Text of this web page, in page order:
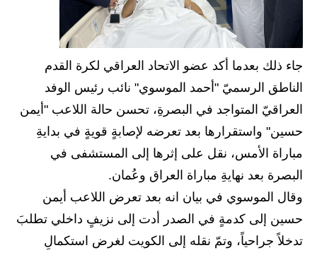
المرحلة الاعدادية
اسئلة وزارية
المرحلة الابتدائية
المرحلة المتوسطة
المرحلة الاعدادية
مرشحات
المرحلة الابتدائية
المرحلة المتوسطة
جاء ذلك بعدما أكد عضو الاتحاد العراقي لكرة القدم
الناطق الرسميّ "أحمد الموسوي" نائب رئيس الوفد
العراقيّ المتواجد في البصرةِ، تحسن حالة اللاعب "أيمن
حسين" واستقرارها بعد تعرضه لإصابةٍ قويةٍ في بدايةِ
مباراة الأمس، نقل على إثرها إلى المستشفى في
البصرة بعد نهايةِ مباراة العراق وعُمان.
وقال الموسوي في بيان انه بعد تعرض اللاعب أيمن
حسين إلى كدمةٍ في الصدر أدت إلى نزيفٍ داخلي تطلبَ
تدخلاً جراحياً، وتمّ نقله إلى الكويت لغرض استكمالِ